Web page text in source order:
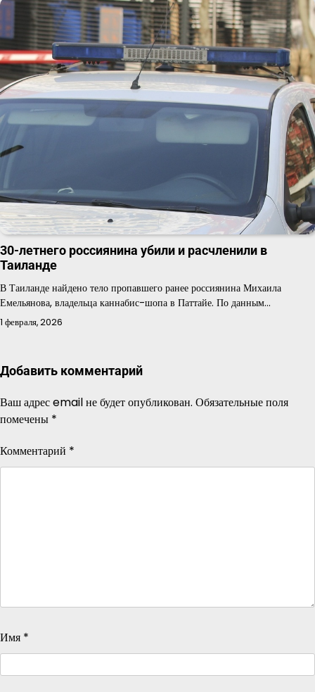
30-летнего россиянина убили и расчленили в
Таиланде
В Таиланде найдено тело пропавшего ранее россиянина Михаила
Емельянова, владельца каннабис-шопа в Паттайе. По данным…
1 февраля, 2026
Добавить комментарий
Ваш адрес email не будет опубликован. Обязательные поля
помечены *
Комментарий *
Имя *